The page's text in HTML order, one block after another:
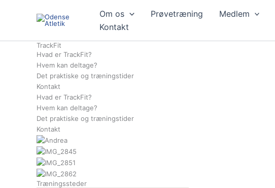
Om os Prøvetræning Medlem
Kontakt
TrackFit
Hvad er TrackFit?
Hvem kan deltage?
Det praktiske og træningstider
Kontakt
Hvad er TrackFit?
Hvem kan deltage?
Det praktiske og træningstider
Kontakt
Træningssteder